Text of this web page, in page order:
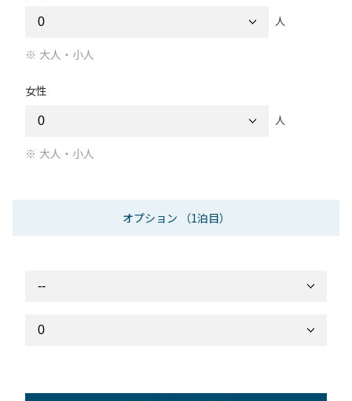
人
大人・小人
女性
人
大人・小人
オプション （1泊目）